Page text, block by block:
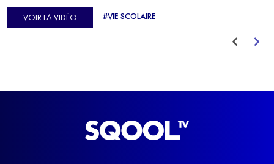
d'Europe de Horse-ball, qui a failli abandonner ses études
avant de trouver un nouvel équilibre.
VOIR LA VIDÉO #VIE SCOLAIRE